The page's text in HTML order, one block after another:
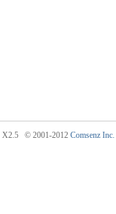
X2.5 © 2001-2012 Comsenz Inc.